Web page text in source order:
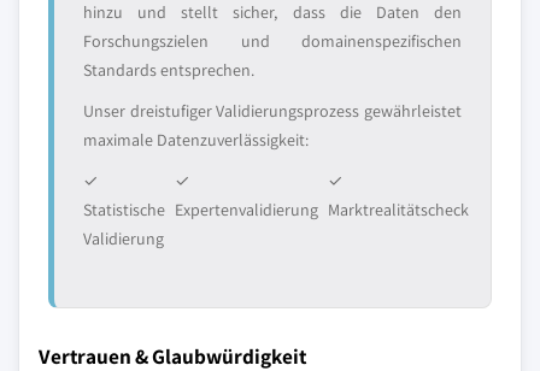
hinzu und stellt sicher, dass die Daten den
Forschungszielen und domainenspezifischen
Standards entsprechen.
Unser dreistufiger Validierungsprozess gewährleistet
maximale Datenzuverlässigkeit:
✓
Statistische
Validierung
✓
Expertenvalidierung
✓
Marktrealitätscheck
Vertrauen & Glaubwürdigkeit